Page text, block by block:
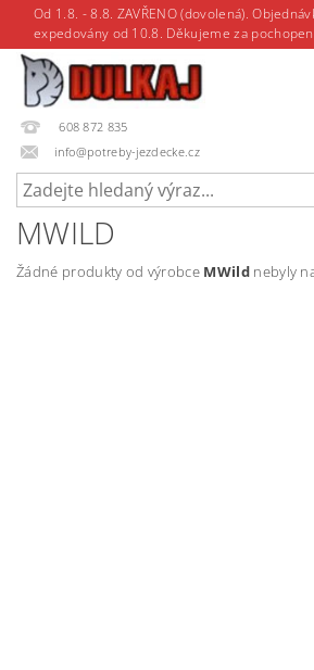
Od 1.8. - 8.8. ZAVŘENO (dovolená).
expedovány od 10.8. Děkujeme za
608 872 835
info@potreby-jezdecke.cz
MWILD
Žádné produkty od výrobce MWildnebyly